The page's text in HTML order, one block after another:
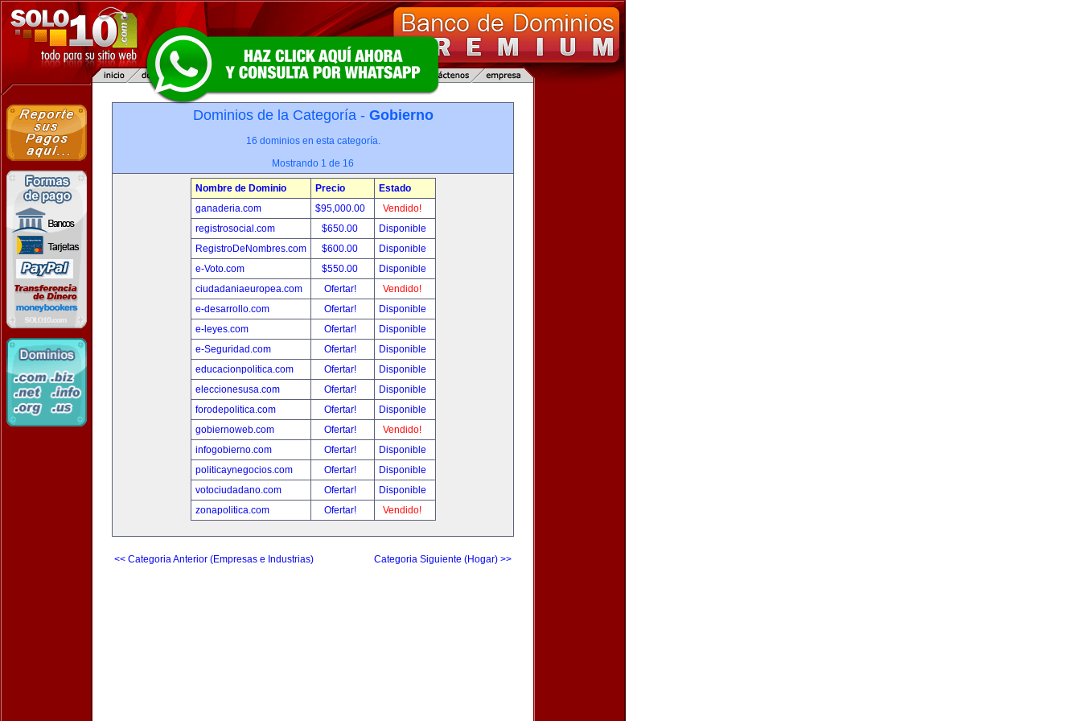
Dominios de la Categoría - Gobierno
16 dominios en esta categoría.
Mostrando 1 de 16
Nombre de Dominio Precio
Estado
ganaderia.com
$95,000.00
Vendido!
registrosocial.com
$650.00
Disponible
RegistroDeNombres.com
$600.00
Disponible
e-Voto.com
$550.00
Disponible
ciudadaniaeuropea.com
Ofertar!
Vendido!
e-desarrollo.com
Ofertar!
Disponible
e-leyes.com
Ofertar!
Disponible
e-Seguridad.com
Ofertar!
Disponible
educacionpolitica.com
Ofertar!
Disponible
eleccionesusa.com
Ofertar!
Disponible
forodepolitica.com
Ofertar!
Disponible
gobiernoweb.com
Ofertar!
Vendido!
infogobierno.com
Ofertar!
Disponible
politicaynegocios.com
Ofertar!
Disponible
votociudadano.com
Ofertar!
Disponible
zonapolitica.com
Ofertar! Vendido!
<< Categoria Anterior (Empresas e Industrias) Categoria Siguiente (Hogar) >>